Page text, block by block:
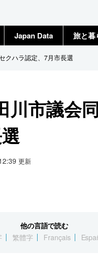
Japan Data 旅と暮
クハラ認定、7月市長選
川市議
更新
他の言語で読む
繁體字 Français